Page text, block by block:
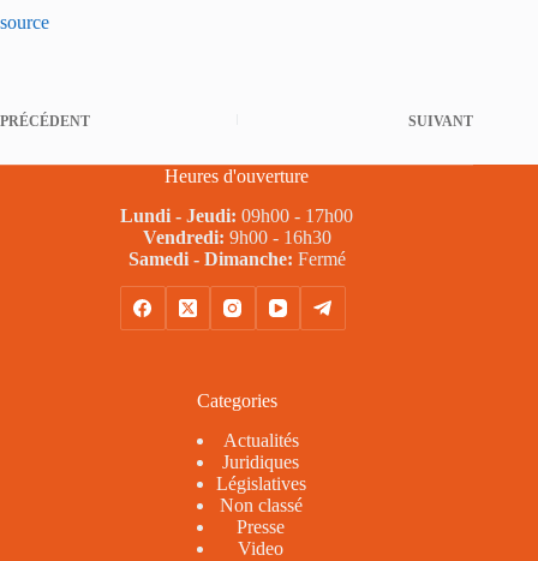
source
PRÉCÉDENT SUIVANT
Heures d'ouverture
Lundi - Jeudi: 09h00 - 17h00
Vendredi: 9h00 - 16h30
Samedi - Dimanche: Fermé
Categories
Actualités
Juridiques
Législatives
Non classé
Presse
Video